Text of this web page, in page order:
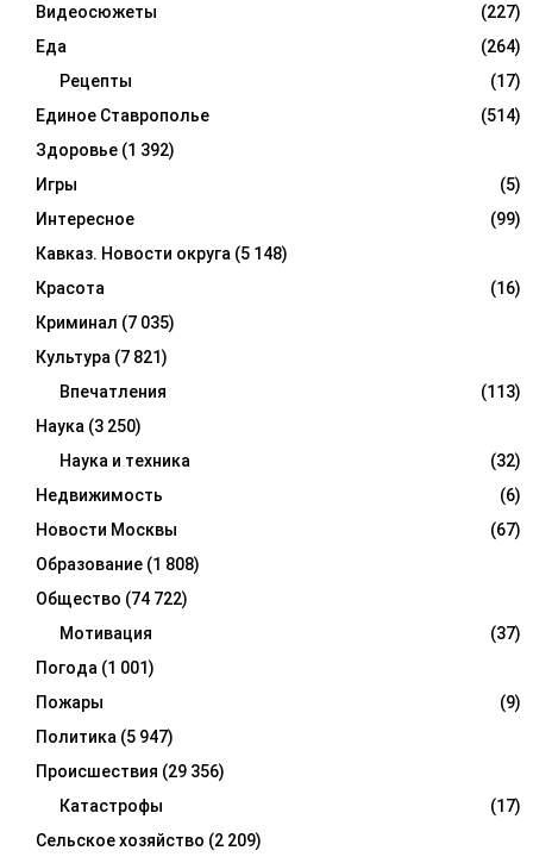
Видеосюжеты
(227)
Еда
(264)
Рецепты
(17)
Единое Ставрополье
(514)
Здоровье (1 392)
Игры
(5)
Интересное
(99)
Кавказ. Новости округа (5 148)
Красота
(16)
Криминал (7 035)
Культура (7 821)
Впечатления
(113)
Наука (3 250)
Наука и техника
(32)
Недвижимость
(6)
Новости Москвы
(67)
Образование (1 808)
Общество (74 722)
Мотивация
(37)
Погода (1 001)
Пожары
(9)
Политика (5 947)
Происшествия (29 356)
Катастрофы
(17)
Сельское хозяйство (2 209)